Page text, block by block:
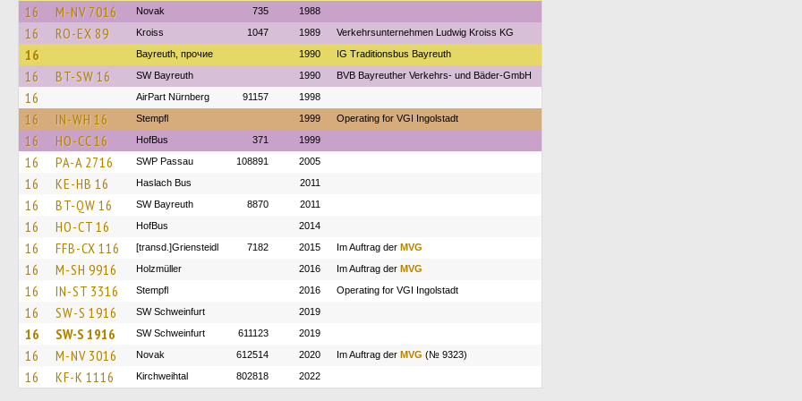
16 M-NV 7016 Novak 735 1988
16 RO-EX 89 Kroiss 1047 1989 Verkehrsunternehmen Ludwig Kroiss KG
16 Bayreuth, прочие 1990 IG Traditionsbus Bayreuth
16 BT-SW 16 SW Bayreuth 1990 BVB Bayreuther Verkehrs- und Bäder-GmbH
16 AirPart Nürnberg 91157 1998
16 IN-WH 16 Stempfl 1999 Operating for VGI Ingolstadt
16 HO-CC 16 HofBus 371 1999
16 PA-A 2716 SWP Passau 108891 2005
16 KE-HB 16 Haslach Bus 2011
16 BT-QW 16 SW Bayreuth 8870 2011
16 HO-CT 16 HofBus 2014
16 FFB-CX 116 [transd.]Griensteidl 7182 2015 Im Auftrag der MVG
16 M-SH 9916 Holzmüller 2016 Im Auftrag der MVG
16 IN-ST 3316 Stempfl 2016 Operating for VGI Ingolstadt
16 SW-S 1916 SW Schweinfurt 2019
16 SW-S 1916 SW Schweinfurt 611123 2019
16 M-NV 3016 Novak 612514 2020 Im Auftrag der MVG (№ 9323)
16 KF-K 1116 Kirchweihtal 802818 2022